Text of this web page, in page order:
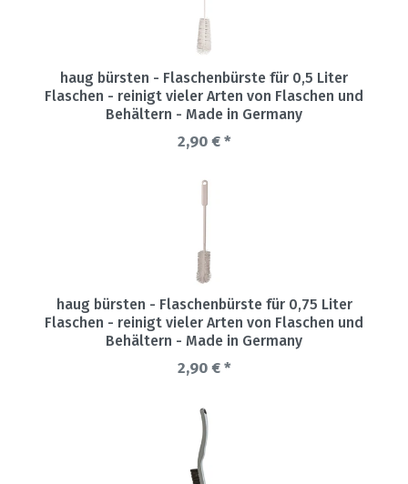
haug bürsten - Flaschenbürste für 0,5 Liter
Flaschen - reinigt vieler Arten von Flaschen und
Behältern - Made in Germany
2,90 € *
haug bürsten - Flaschenbürste für 0,75 Liter
Flaschen - reinigt vieler Arten von Flaschen und
Behältern - Made in Germany
2,90 € *